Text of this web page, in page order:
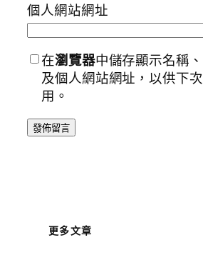
個人網站網址
在瀏覽器中儲存顯示名稱
及個人網站網址，以供下
用。
更多文章